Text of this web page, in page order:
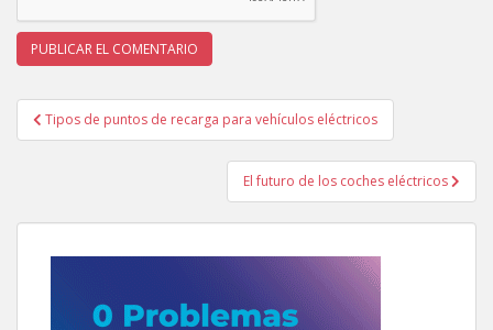
Navegación
de
Tipos de puntos de recarga para vehículos eléctricos
El futuro de los coches eléctricos